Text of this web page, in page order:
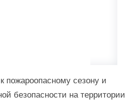
пожароопасному сезону и
безопасности на территории